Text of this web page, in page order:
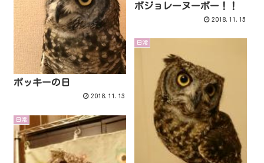
ボジョレーヌーボー！！
2018.11.15
ポッキーの日
2018.11.13
日常
日常